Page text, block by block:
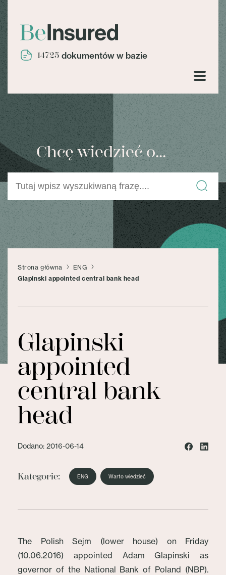
14725 dokumentów w bazie
Chcę wiedzieć o...
Strona główna
ENG
Glapinski appointed central bank head
Glapinski
appointed
central bank
head
Dodano: 2016-06-14
Kategorie: ENG Warto wiedzieć
The Polish Sejm (lower house) on Friday
(10.06.2016) appointed Adam Glapinski as
governor of the National Bank of Poland (NBP).